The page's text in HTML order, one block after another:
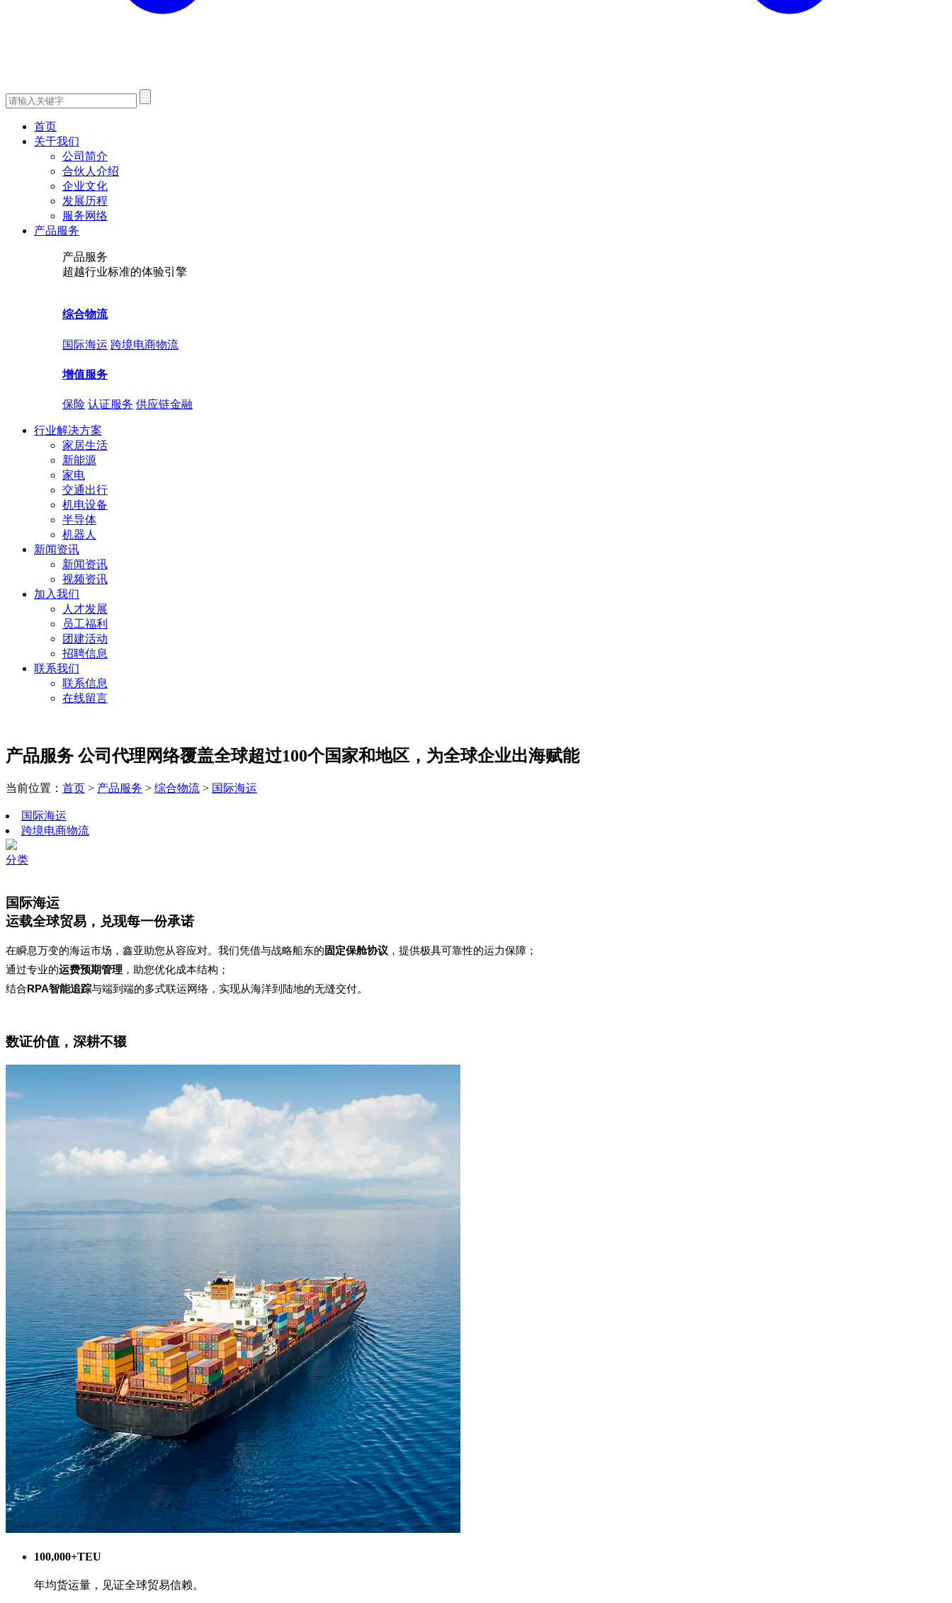
首页
关于我们
公司简介
合伙人介绍
企业文化
发展历程
服务网络
产品服务
产品服务
超越行业标准的体验引擎
综合物流
国际海运 跨境电商物流
增值服务
保险 认证服务 供应链金融
行业解决方案
家居生活
新能源
家电
交通出行
机电设备
半导体
机器人
新闻资讯
新闻资讯
视频资讯
加入我们
人才发展
员工福利
团建活动
招聘信息
联系我们
联系信息
在线留言
产品服务 公司代理网络覆盖全球超过100个国家和地区，为全球企业出海赋能
当前位置： 首页 > 产品服务 > 综合物流 > 国际海运
国际海运
跨境电商物流
分类
国际海运
运载全球贸易，兑现每一份承诺
在瞬息万变的海运市场，鑫亚助您从容应对。我们凭借与战略船东的 固定保舱协议 ，提供极具可靠性的运力保障；
通过专业的运费预期管理 ，助您优化成本结构；
结合RPA智能追踪与端到端的多式联运网络，实现从海洋到陆地的无缝交付。
数证价值，深耕不辍
100,000+TEU
年均货运量，见证全球贸易信赖。